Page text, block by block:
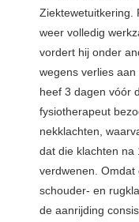
Ziektewetuitkering.
weer volledig
vordert hij onder
wegens verlies
heef 3 dagen vóór
fysiotherapeut
nekklachten,
dat die klachten na
verdwenen. Omdat
schouder- en
de aanrijding